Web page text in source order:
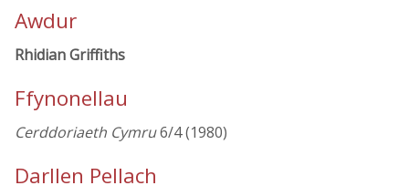
Awdur
Rhidian Griffiths
Ffynonellau
Cerddoriaeth Cymru6/4 (1980)
Darllen Pellach